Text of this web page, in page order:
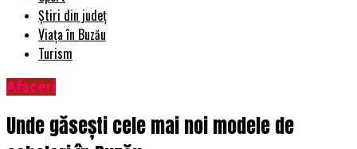
Știri din județ
Viața în Buzău
Turism
Afaceri
Unde găsești cele mai noi modele de